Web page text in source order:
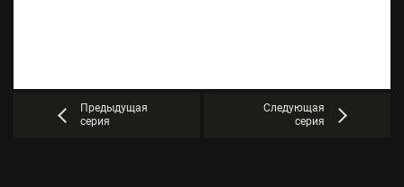
Предыдущая
серия
Следующая
серия